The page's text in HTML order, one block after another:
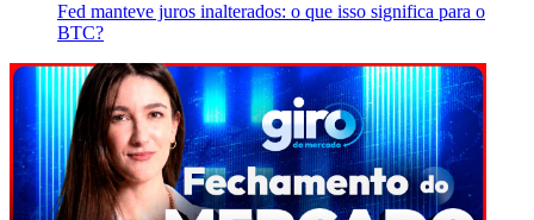
Fed manteve juros inalterados: o que isso significa para o
BTC?